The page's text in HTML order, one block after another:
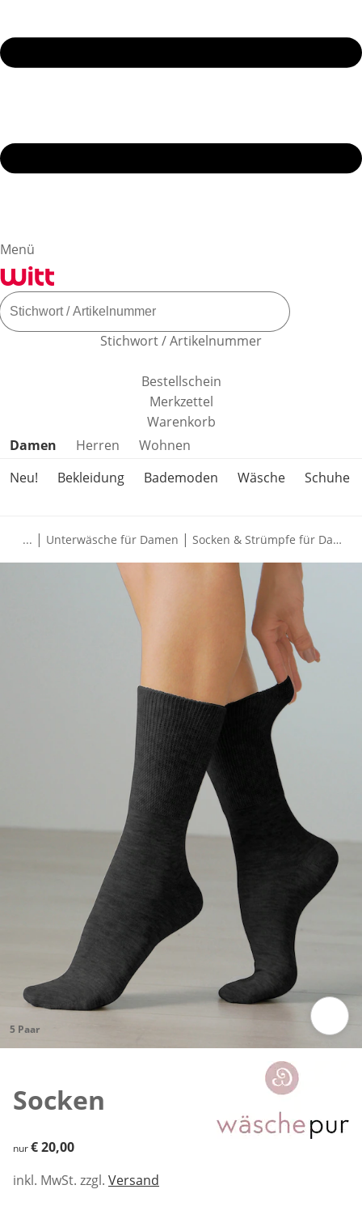
Menü
Stichwort / Artikelnummer
Bestellschein
Merkzettel
Warenkorb
Produktkategorien überspringen
Damen Herren
Wohnen
Neu!
Bekleidung Bademoden Wäsche Schuhe
... | Unterwäsche für Damen | Socken & Strümpfe für Damen
5 Paar
Socken
€ 20,00
nur€ 20,00
inkl. MwSt. zzgl. Versand